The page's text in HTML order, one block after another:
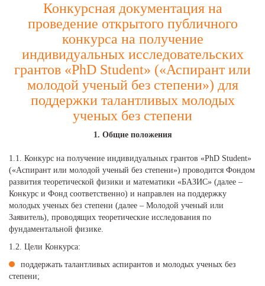
Конкурсная документация на
проведение открытого публичного
конкурса на получение
индивидуальных исследовательских
грантов «PhD Student» («Аспирант или
молодой ученый без степени») для
поддержки талантливых молодых
ученых без степени
1. Общие положения
1.1. Конкурс на получение индивидуальных грантов «PhD Student»
(«Аспирант или молодой ученый без степени») проводится Фондом
развития теоретической физики и математики «БАЗИС» (далее –
Конкурс и Фонд соответственно) и направлен на поддержку
молодых ученых без степени (далее – Молодой ученый или
Заявитель), проводящих теоретические исследования по
фундаментальной физике.
1.2. Цели Конкурса:
поддержать талантливых аспирантов и молодых ученых без
степени;